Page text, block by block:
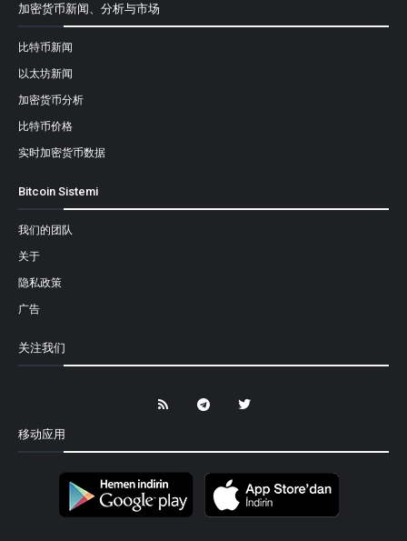
加密货币新闻、分析与市场
比特币新闻
以太坊新闻
加密货币分析
比特币价格
实时加密货币数据
Bitcoin Sistemi
我们的团队
关于
隐私政策
广告
关注我们
移动应用